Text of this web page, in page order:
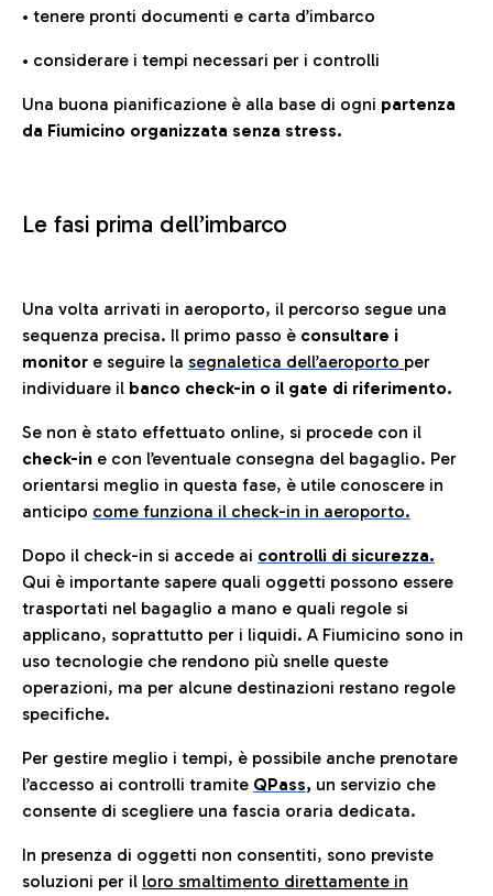
• tenere pronti documenti e carta d’imbarco
• considerare i tempi necessari per i controlli
Una buona pianificazione è alla base di ogni partenza
da Fiumicino organizzata senza stress.
Le fasi prima dell’imbarco
Una volta arrivati in aeroporto, il percorso segue una
sequenza precisa. Il primo passo è consultare i
monitor e seguire la segnaletica dell’aeroporto per
individuare il banco check-in o il gate di riferimento.
Se non è stato effettuato online, si procede con il
check-in e con l’eventuale consegna del bagaglio. Per
orientarsi meglio in questa fase, è utile conoscere in
anticipo come funziona il check-in in aeroporto.
Dopo il check-in si accede ai controlli di sicurezza.
Qui è importante sapere quali oggetti possono essere
trasportati nel bagaglio a mano e quali regole si
applicano, soprattutto per i liquidi. A Fiumicino sono in
uso tecnologie che rendono più snelle queste
operazioni, ma per alcune destinazioni restano regole
specifiche.
Per gestire meglio i tempi, è possibile anche prenotare
l’accesso ai controlli tramite QPass, un servizio che
consente di scegliere una fascia oraria dedicata.
In presenza di oggetti non consentiti, sono previste
soluzioni per il loro smaltimento direttamente in